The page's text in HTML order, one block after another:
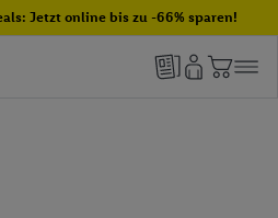
Jetzt online bis zu -66% sparen!